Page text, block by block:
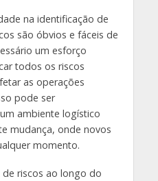
na identificação de
são óbvios e fáceis de
um esforço
todos os riscos
as operações
pode ser
ambiente logístico
mudança, onde novos
momento.
riscos ao longo do